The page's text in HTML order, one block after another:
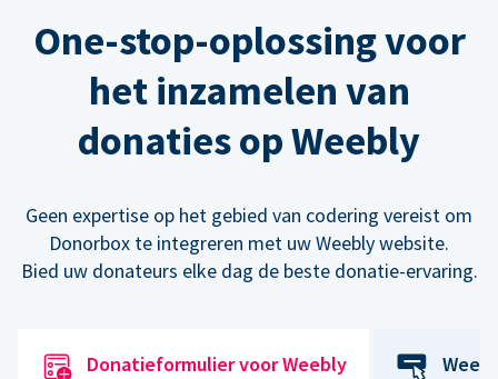
One-stop-oplossing voor
het inzamelen van
donaties op Weebly
Geen expertise op het gebied van codering vereist om
Donorbox te integreren met uw Weebly website.
Bied uw donateurs elke dag de beste donatie-ervaring.
Donatieformulier voor Weebly